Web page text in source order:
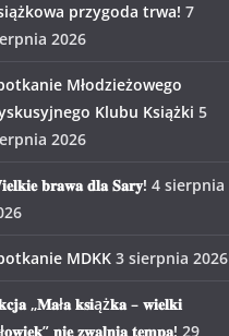
przygoda trwa! 7
2026
Młodzieżowego
Klubu Książki 5
2026
𝐛𝐫𝐚𝐰𝐚 𝐝𝐥𝐚 𝐒𝐚𝐫𝐲! 4 sierpnia
MDKK 3 sierpnia 2026
„𝐌𝐚ł𝐚 𝐤𝐬𝐢ąż𝐤𝐚 – 𝐰𝐢𝐞𝐥𝐤𝐢
𝐧𝐢𝐞 𝐳𝐰𝐚𝐥𝐧𝐢𝐚 𝐭𝐞𝐦𝐩𝐚! 29